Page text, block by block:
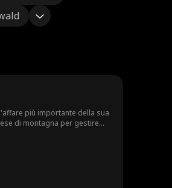
più importante della sua
di montagna per gestire